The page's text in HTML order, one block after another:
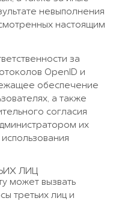
невыполнения
настоящим
за
OpenID и
обеспечение
а также
согласия
их
ЛИЦ
может вызвать
третьих лиц и